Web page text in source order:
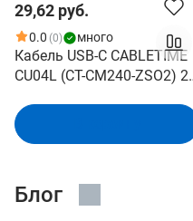
29,62 руб.
0.0 (0) много
Кабель USB-C CABLETIME
CU04L (CT-CM240-ZSO2) 2
3.1 и QC 4.0., оранжевый,
для быстрого заряда
Блог